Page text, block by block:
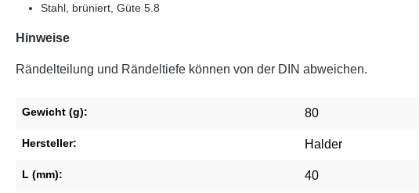
Stahl, brüniert, Güte 5.8
Hinweise
Rändelteilung und Rändeltiefe können von der DIN abweichen.
Gewicht (g): 80
Hersteller: Halder
L (mm): 40